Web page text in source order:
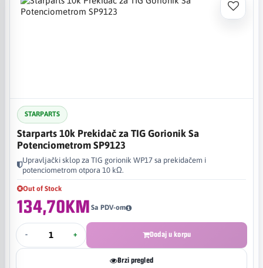
STARPARTS
Starparts 10k Prekidač za TIG Gorionik Sa
Potenciometrom SP9123
Upravljački sklop za TIG gorionik WP17 sa prekidačem i
potenciometrom otpora 10 kΩ.
Out of Stock
134,70KM Sa PDV-om
- + Dodaj u korpu
Brzi pregled